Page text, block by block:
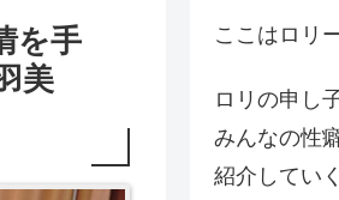
を手
美
ここはロリ
ロリの申し
みんなの性
紹介してい